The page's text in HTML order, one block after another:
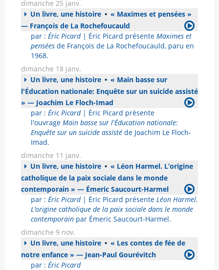
dimanche 25 janv.
Un livre, une histoire • « Maximes et pensées »
— François de La Rochefoucauld
par : Éric Picard| Éric Picard présente Maximes et
pensées de François de La Rochefoucauld, paru en
1968.
dimanche 18 janv.
Un livre, une histoire • « Main basse sur
l'Éducation nationale: Enquête sur un suicide assisté
» — Joachim Le Floch-Imad
par : Éric Picard| Éric Picard présente
l'ouvrage Main basse sur l'Éducation nationale:
Enquête sur un suicide assisté de Joachim Le Floch-
Imad.
dimanche 11 janv.
Un livre, une histoire • « Léon Harmel. L’origine
catholique de la paix sociale dans le monde
contemporain » — Émeric Saucourt-Harmel
par : Éric Picard| Éric Picard présente Léon Harmel.
L’origine catholique de la paix sociale dans le monde
contemporain par Émeric Saucourt-Harmel.
dimanche 9 nov.
Un livre, une histoire • « Les contes de fée de
notre enfance » — Jean-Paul Gourévitch
par : Éric Picard